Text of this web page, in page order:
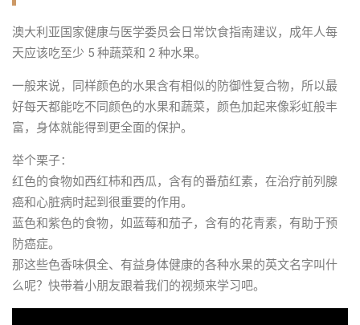
澳大利亚国家健康与医学委员会日常饮食指南建议，成年人每
天应该吃至少 5 种蔬菜和 2 种水果。
一般来说，同样颜色的水果含有相似的防御性复合物，所以最
好每天都能吃不同颜色的水果和蔬菜，颜色加起来像彩虹般丰
富，身体就能得到更全面的保护。
举个栗子：
红色的食物如西红柿和西瓜，含有的番茄红素，在治疗前列腺
癌和心脏病时起到很重要的作用。
蓝色和紫色的食物，如蓝莓和茄子，含有的花青素，有助于预
防癌症。
那这些色香味俱全、有益身体健康的各种水果的英文名字叫什
么呢？快带着小朋友跟着我们的视频来学习吧。